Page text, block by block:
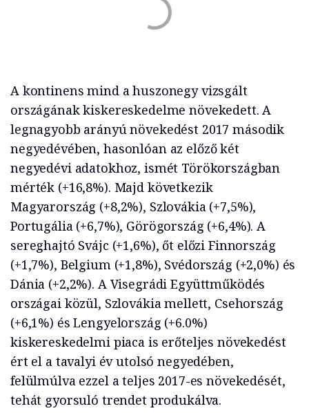
A kontinens mind a huszonegy vizsgált
országának kiskereskedelme növekedett. A
legnagyobb arányú növekedést 2017 második
negyedévében, hasonlóan az előző két
negyedévi adatokhoz, ismét Törökországban
mérték (+16,8%). Majd következik
Magyarország (+8,2%), Szlovákia (+7,5%),
Portugália (+6,7%), Görögország (+6,4%). A
sereghajtó Svájc (+1,6%), őt előzi Finnország
(+1,7%), Belgium (+1,8%), Svédország (+2,0%) és
Dánia (+2,2%). A Visegrádi Együttműködés
országai közül, Szlovákia mellett, Csehország
(+6,1%) és Lengyelország (+6.0%)
kiskereskedelmi piaca is erőteljes növekedést
ért el a tavalyi év utolsó negyedében,
felülmúlva ezzel a teljes 2017-es növekedését,
tehát gyorsuló trendet produkálva.